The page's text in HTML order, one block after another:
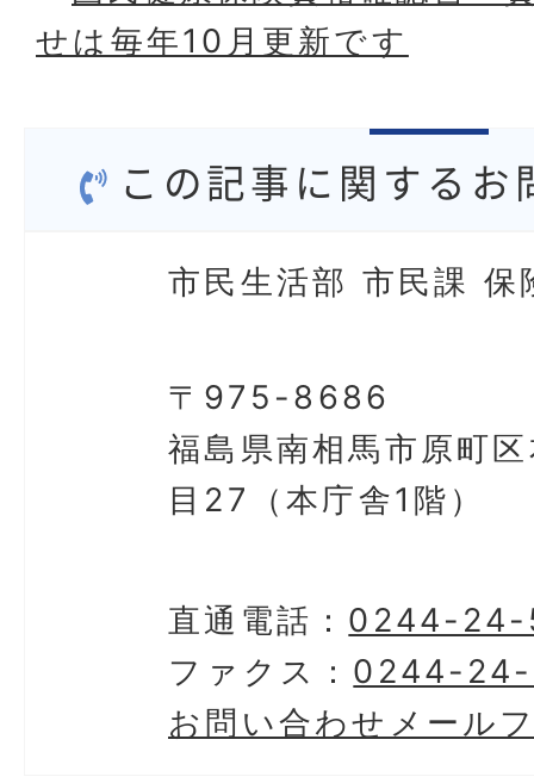
せは毎年10月更新です
この記事に関するお
市民生活部 市民課 保
〒975-8686
福島県南相馬市原町
目27（本庁舎1階）
直通電話： 0244-
ファクス： 0244-
お問い合わせメール